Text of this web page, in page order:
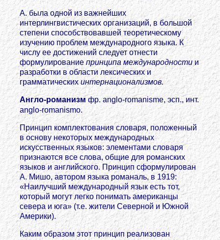
А. была одной из важнейших
интерлингвистических организаций, в большой
степени способствовавшей теоретическому
изучению проблем международного языка. К
числу ее достижений следует отнести
формулирование принципа международности и
разработки в области лексических и
грамматическихинтернационализмов.
Англо-романизм фр. anglo-romanisme, эсп., инт.
anglo-romanismo.
Принцип комплектования словаря, положенный
в основу некоторых международных
искусственных языков: элементами словаря
признаются все слова, общие для романских
языков и английского. Принцип сформулирован
А. Мишо, автором языка романаль, в 1919:
«Наилучший международный язык есть тот,
который могут легко понимать американцы
севера и юга» (т.е. жители Северной и Южной
Америки).
Каким образом этот принцип реализован